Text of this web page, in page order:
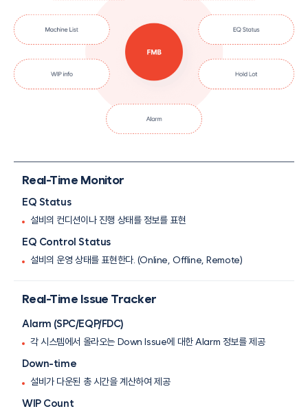
Real-Time Monitor
EQ Status
설비의 컨디션이나 진행 상태를 정보를 표현
EQ Control Status
설비의 운영 상태를 표현한다. (Online, Offline, Remote)
Real-Time Issue Tracker
Alarm (SPC/EQP/FDC)
각 시스템에서 올라오는 Down Issue에 대한 Alarm 정보를 제공
Down-time
설비가 다운된 총 시간을 계산하여 제공
WIP Count